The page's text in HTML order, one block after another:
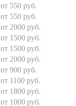
от 550 руб.
от 550 руб.
от 2000 руб.
от 1500 руб.
от 1500 руб.
от 2000 руб.
от 900 руб.
от 1100 руб.
от 1800 руб.
от 1000 руб.